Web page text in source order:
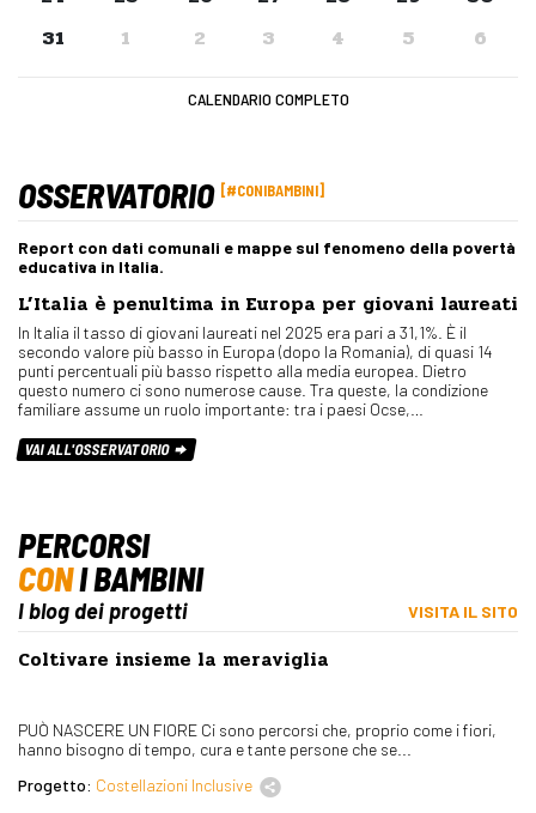
31
1 2 3 4 5 6
CALENDARIO COMPLETO
OSSERVATORIO #CONIBAMBINI
Report con dati comunali e mappe sul fenomeno della povertà
educativa in Italia.
L’Italia è penultima in Europa per giovani laureati
In Italia il tasso di giovani laureati nel 2025 era pari a 31,1%. È il
secondo valore più basso in Europa (dopo la Romania), di quasi 14
punti percentuali più basso rispetto alla media europea. Dietro
questo numero ci sono numerose cause. Tra queste, la condizione
familiare assume un ruolo importante: tra i paesi Ocse,…
VAI ALL'OSSERVATORIO
PERCORSI
CONI BAMBINI
I blog dei progetti VISITA IL SITO
Coltivare insieme la meraviglia
PUÒ NASCERE UN FIORE Ci sono percorsi che, proprio come i fiori,
hanno bisogno di tempo, cura e tante persone che se...
Progetto: Costellazioni Inclusive